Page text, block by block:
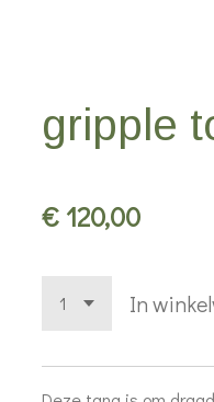
gripple
€ 120,00
In